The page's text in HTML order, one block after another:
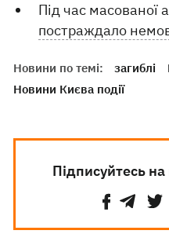
Під час масованої
постраждало
Новини по темі: загиблі
Новини Києва події
Підписуйтесь